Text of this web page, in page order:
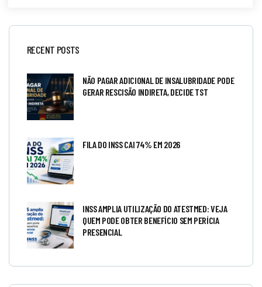
RECENT POSTS
NÃO PAGAR ADICIONAL DE INSALUBRIDADE PODE
GERAR RESCISÃO INDIRETA, DECIDE TST
FILA DO INSS CAI 74% EM 2026
INSS AMPLIA UTILIZAÇÃO DO ATESTMED: VEJA
QUEM PODE OBTER BENEFÍCIO SEM PERÍCIA
PRESENCIAL